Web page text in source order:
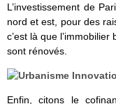
L’investissement de
nord et est, pour des
c’est là que
sont rénovés.
Enfin, citons le